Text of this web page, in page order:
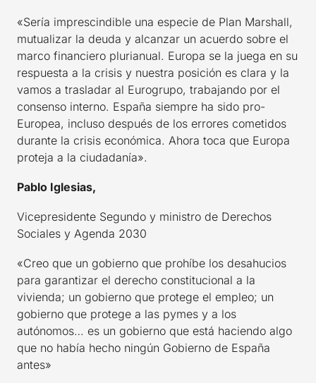
«Sería imprescindible una especie de Plan Marshall,
mutualizar la deuda y alcanzar un acuerdo sobre el
marco financiero plurianual. Europa se la juega en su
respuesta a la crisis y nuestra posición es clara y la
vamos a trasladar al Eurogrupo, trabajando por el
consenso interno. España siempre ha sido pro-
Europea, incluso después de los errores cometidos
durante la crisis económica. Ahora toca que Europa
proteja a la ciudadanía».
Pablo Iglesias,
Vicepresidente Segundo y ministro de Derechos
Sociales y Agenda 2030
«Creo que un gobierno que prohíbe los desahucios
para garantizar el derecho constitucional a la
vivienda; un gobierno que protege el empleo; un
gobierno que protege a las pymes y a los
autónomos… es un gobierno que está haciendo algo
que no había hecho ningún Gobierno de España
antes»